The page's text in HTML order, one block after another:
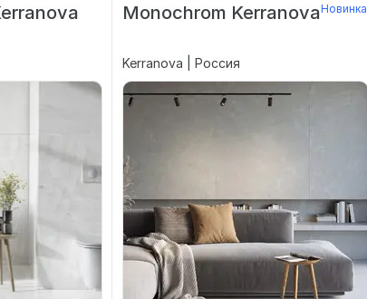
Monochrom KerranovaНовинка
Kerranova | Россия